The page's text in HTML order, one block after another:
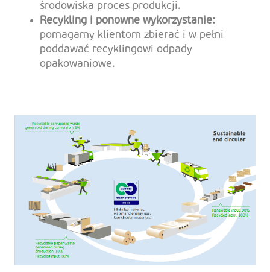
środowiska proces produkcji.
Recykling i ponowne wykorzystanie:
pomagamy klientom zbierać i w pełni
poddawać recyklingowi odpady
opakowaniowe.